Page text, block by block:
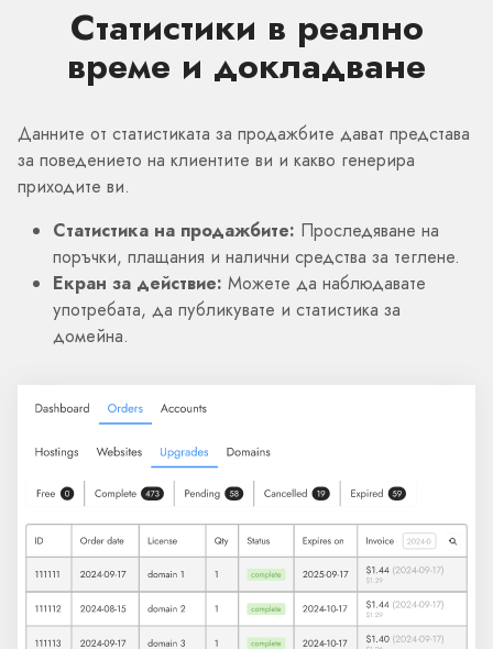
Статистики в реално
време и докладване
Данните от статистиката за продажбите дават представа
за поведението на клиентите ви и какво генерира
приходите ви.
Статистика на продажбите: Проследяване на
поръчки, плащания и налични средства за теглене.
Екран за действие: Можете да наблюдавате
употребата, да публикувате и статистика за
домейна.